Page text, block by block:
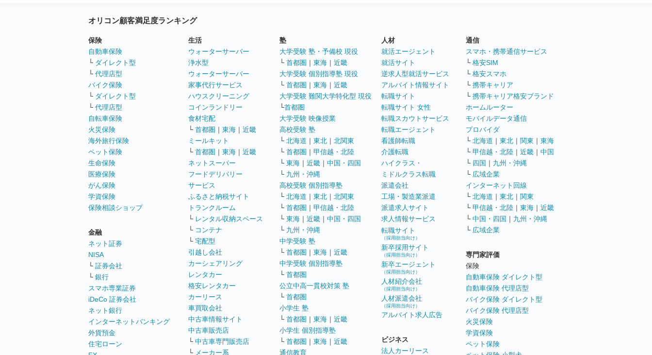
オリコン顧客満足度ランキング
保険
自動車保険
└ ダイレクト型
└ 代理店型
バイク保険
└ ダイレクト型
└ 代理店型
自転車保険
火災保険
海外旅行保険
ペット保険
生命保険
医療保険
がん保険
学資保険
保険相談ショップ
金融
ネット証券
NISA
└ 証券会社
└ 銀行
スマホ専業証券
iDeCo 証券会社
ネット銀行
インターネットバンキング
外貨預金
住宅ローン
生活
ウォーターサーバー
浄水型
ウォーターサーバー
家事代行サービス
ハウスクリーニング
コインランドリー
食材宅配
└ 首都圏 ｜ 東海 ｜ 近畿
ミールキット
└ 首都圏 ｜ 東海 ｜ 近畿
ネットスーパー
フードデリバリー
サービス
ふるさと納税サイト
トランクルーム
└ レンタル収納スペース
└ コンテナ
└ 宅配型
引越し会社
カーシェアリング
レンタカー
格安レンタカー
カーリース
車買取会社
中古車情報サイト
中古車販売店
└ 中古車専門販売店
└ メーカー系
塾
大学受験 塾・予備校 現役
└ 首都圏 ｜ 東海 ｜ 近畿
大学受験 個別指導塾 現役
└ 首都圏 ｜ 東海 ｜ 近畿
大学受験 難関大学特化型 現役
└首都圏
大学受験 映像授業
高校受験 塾
└ 北海道 ｜ 東北 ｜ 北関東
└ 首都圏 ｜ 甲信越・北陸
└ 東海 ｜ 近畿 ｜ 中国・四国
└ 九州・沖縄
高校受験 個別指導塾
└ 北海道 ｜ 東北 ｜ 北関東
└ 首都圏 ｜ 甲信越・北陸
└ 東海 ｜ 近畿 ｜ 中国・四国
└ 九州・沖縄
中学受験 塾
└ 首都圏 ｜ 東海 ｜ 近畿
中学受験 個別指導塾
└ 首都圏
公立中高一貫校対策 塾
└ 首都圏
小学生 塾
└ 首都圏 ｜ 東海 ｜ 近畿
小学生 個別指導塾
└ 首都圏 ｜ 東海 ｜ 近畿
通信教育
人材
就活エージェント
就活サイト
逆求人型就活サービス
アルバイト情報サイト
転職サイト
転職サイト 女性
転職スカウトサービス
転職エージェント
看護師転職
介護転職
ハイクラス・
ミドルクラス転職
派遣会社
工場・製造業派遣
派遣求人サイト
求人情報サービス
転職サイト
（採用担当向け）
新卒採用サイト
（採用担当向け）
新卒エージェント
（採用担当向け）
人材紹介会社
（採用担当向け）
人材派遣会社
（採用担当向け）
アルバイト求人広告
ビジネス
法人カーリース
通信
スマホ・携帯通信サービス
└ 格安SIM
└ 格安スマホ
└ 携帯キャリア
└ 携帯キャリア格安ブランド
ホームルーター
モバイルデータ通信
プロバイダ
└ 北海道 ｜ 東北 ｜ 関東 ｜ 東海
└ 甲信越・北陸 ｜ 近畿 ｜ 中国
└ 四国 ｜ 九州・沖縄
└ 広域企業
インターネット回線
└ 北海道 ｜ 東北 ｜ 関東
└ 甲信越・北陸 ｜ 東海 ｜ 近畿
└ 中国・四国 ｜ 九州・沖縄
└ 広域企業
専門家評価
保険
自動車保険 ダイレクト型
自動車保険 代理店型
バイク保険 ダイレクト型
バイク保険 代理店型
火災保険
学資保険
ペット保険